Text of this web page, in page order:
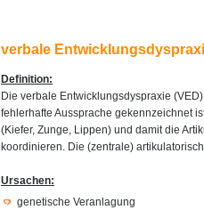
verbale
Definition:
Die verbale Entwicklungsdyspraxie
fehlerhafte Aussprache gekennzeichnet
(Kiefer, Zunge, Lippen) und damit die
koordinieren. Die (zentrale)
Ursachen:
genetische Veranlagung